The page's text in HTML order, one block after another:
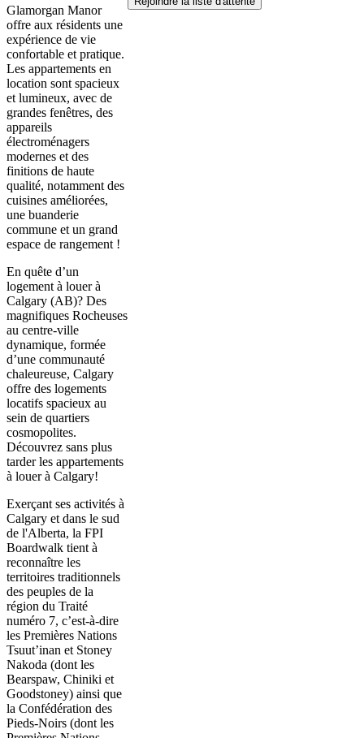
Glamorgan Manor
offre aux résidents une
expérience de vie
confortable et pratique.
Les appartements en
location sont spacieux
et lumineux, avec de
grandes fenêtres, des
appareils
électroménagers
modernes et des
finitions de haute
qualité, notamment des
cuisines améliorées,
une buanderie
commune et un grand
espace de rangement !
En quête d’un
logement à louer à
Calgary (AB)? Des
magnifiques Rocheuses
au centre-ville
dynamique, formée
d’une communauté
chaleureuse, Calgary
offre des logements
locatifs spacieux au
sein de quartiers
cosmopolites.
Découvrez sans plus
tarder les appartements
à louer à Calgary!
Exerçant ses activités à
Calgary et dans le sud
de l'Alberta, la FPI
Boardwalk tient à
reconnaître les
territoires traditionnels
des peuples de la
région du Traité
numéro 7, c’est-à-dire
les Premières Nations
Tsuut’inan et Stoney
Nakoda (dont les
Bearspaw, Chiniki et
Goodstoney) ainsi que
la Confédération des
Pieds-Noirs (dont les